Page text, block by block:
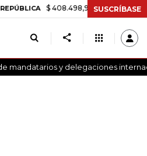
$ 408.498,97 +$ 8.753,81 +2,19%
SUSCRÍBASE
mandatarios y delegaciones